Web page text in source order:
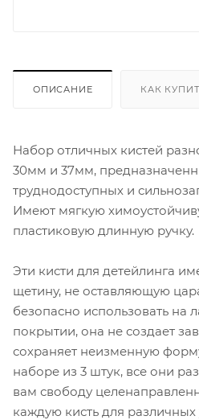
ОПИСАНИЕ КАК
Набор отличных кистей
30мм и 37мм,
труднодоступных и
Имеют мягкую
пластиковую длинную ручку.
Эти кисти для детейлинга
щетину, не оставляющую
безопасно использовать на
покрытии, она не создает
сохраняет неизменную
наборе из 3 штук, все они
вам свободу
каждую кисть для различных